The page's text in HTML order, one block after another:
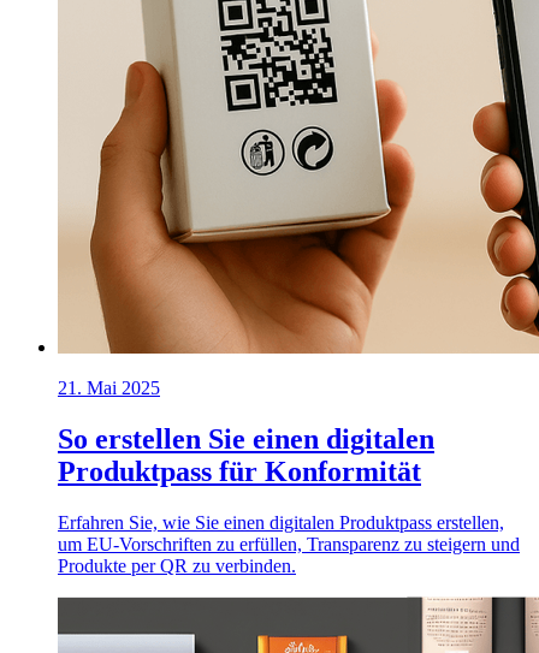
21. Mai 2025
So erstellen Sie einen digitalen
Produktpass für Konformität
Erfahren Sie, wie Sie einen digitalen Produktpass erstellen,
um EU-Vorschriften zu erfüllen, Transparenz zu steigern und
Produkte per QR zu verbinden.